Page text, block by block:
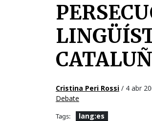
Cristina Peri Rossi / 4 abr
Debate
Tags: lang:es